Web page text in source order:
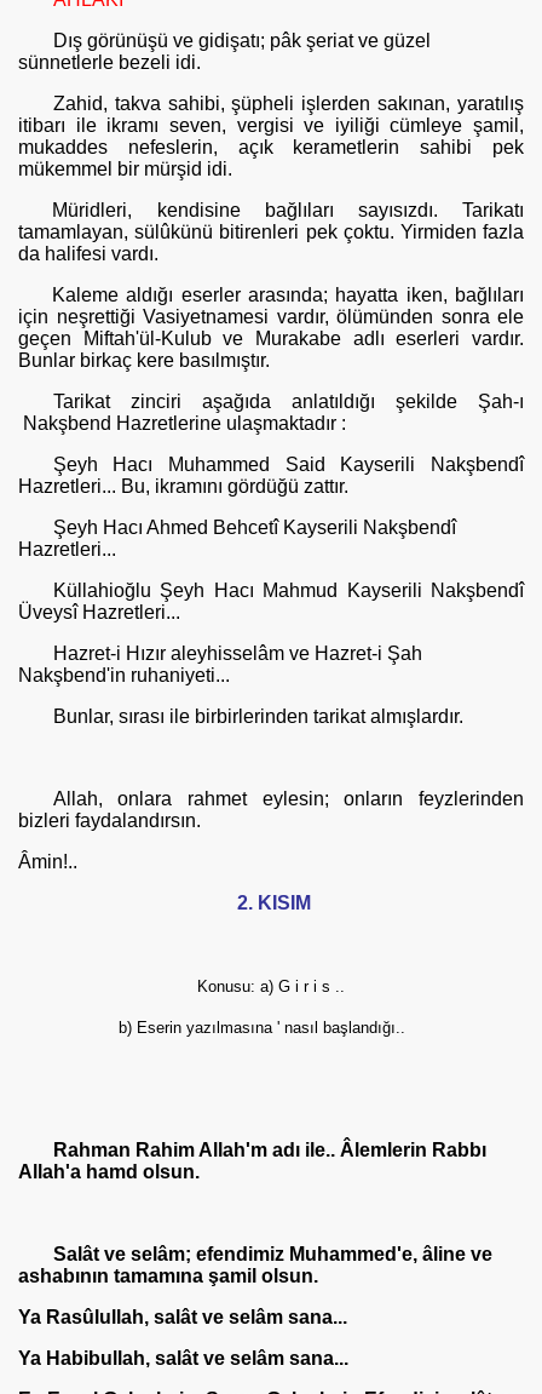
Dış görünüşü ve gidişatı; pâk şeriat ve güzel
sünnetlerle bezeli idi.
Zahid, takva sahibi, şüpheli işlerden sakınan, yaratılış
itibarı ile ik­ramı seven, vergisi ve iyiliği cümleye şamil,
mukaddes nefeslerin, açık kerametlerin sahibi pek
mükemmel bir mürşid idi.
Müridleri, kendisine bağlıları sayısızdı. Tarikatı
tamamlayan, sülûkünü bitirenleri pek çoktu. Yirmiden fazla
da halifesi vardı.
Kaleme aldığı eserler arasında; hayatta iken, bağlıları
için neşret­tiği Vasiyetnamesi vardır, ölümünden sonra ele
geçen Miftah'ül-Kulub ve Murakabe adlı eserleri vardır.
Bunlar birkaç kere basılmıştır.
Tarikat zinciri aşağıda anlatıldığı şekilde Şah-ı
Nakşbend Hazretle­rine ulaşmaktadır :
Şeyh Hacı Muhammed Said Kayserili Nakşbendî
Hazretleri... Bu, ikramını gördüğü zattır.
Şeyh Hacı Ahmed Behcetî Kayserili Nakşbendî
Hazretleri...
Küllahioğlu Şeyh Hacı Mahmud Kayserili Nakşbendî
Üveysî Haz­retleri...
Hazret-i Hızır aleyhisselâm ve Hazret-i Şah
Nakşbend'in ruhaniyeti...
Bunlar, sırası ile birbirlerinden tarikat almışlardır.
Allah, onlara rahmet eylesin; onların feyzlerinden
bizleri faydalan­dırsın.
Âmin!..
2. KISIM
Konusu: a) G i r i s ..
b) Eserin yazılmasına ' nasıl başlandığı..
Rahman Rahim Allah'm adı ile.. Âlemlerin Rabbı
Allah'a hamd olsun.
Salât ve selâm; efendimiz Muhammed'e, âline ve
ashabının tamamı­na şamil olsun.
Ya Rasûlullah, salât ve selâm sana...
Ya Habibullah, salât ve selâm sana...